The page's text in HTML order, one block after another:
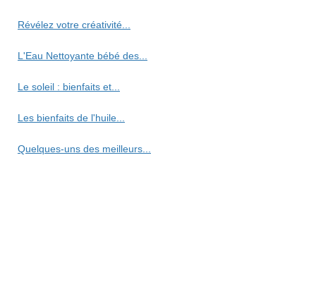
Révélez votre créativité...
L'Eau Nettoyante bébé des...
Le soleil : bienfaits et...
Les bienfaits de l'huile...
Quelques-uns des meilleurs...